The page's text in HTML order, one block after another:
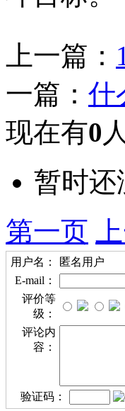
上一篇：
一篇： 什
现在有0
暂时还
第一页
用户名：
匿名用户
E-mail：
评价等
级：
评论内
容：
验证码：